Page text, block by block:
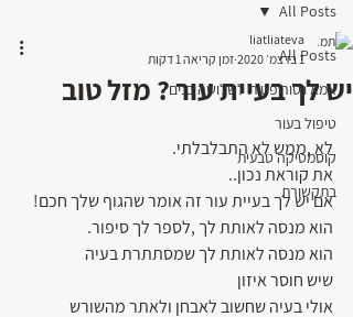
All Posts
אמא נטורופטית לשלושה בנים
טיפול בעור
קוסמטיקה טבעית
בתקשורת
All Posts
יש לך בעיית עור ? מזל טוב
liatliateva
1 בדצמ׳ 2020
זמן קריאה 1 דקות
לא ,ממש לא התבלבלתי.
את קוראת נכון..
אם יש לך בעיית עור זה אומר שהגוף שלך חכם!
הוא מנסה לאותת לך ,לספר לך סיפור.
הוא מנסה לאותת לך שמסתתרת בעיה
שיש חוסר איזון
אולי בעיה שחשוב לאבחן ולאתר מהשורש